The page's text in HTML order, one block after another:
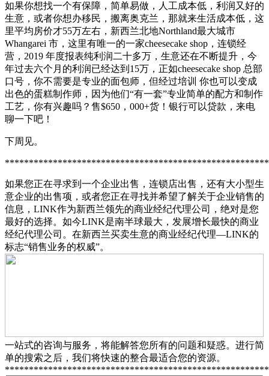
如果你想找一个有保障，简单易做，人工成本低，利润又好的
生意，或者你想办移民，搬离奥克兰，那就来生活成本低，这
里平均房价才55万左右，新西兰北地Northland最大城市
Whangarei 市，这里有唯一的一家cheesecake shop，连锁经
营，2019 年度报表纯利润二十多万，生意还在不断提升，今
年过去六个月的利润已经达到15万，正如cheesecake shop 总部
口号，你不需要是专业的面包师，但经过培训 你也可以变成
出色的蛋糕制作师，因为他们“有一套”专业简单的配方和制作
工艺，你有兴趣吗？售$650，000+货！银行可以贷款，来电
聊一下吧！
下周见。
如果您正在寻求到一个企业出售，连锁店出售，还有大小型生
意企业的出售项，或者您正在寻找并希望了解关于企业销售的
信息，LINK作为新西兰领先的商业经纪代理公司，绝对是您
最好的选择。如今LINK是南半球最大，发展增长最快的商业
经纪代理公司。在新西兰买卖生意的商业经纪代理—LINK的
标志“销售业务的权威”。
一站式的咨询与服务，将能解答您所有的问题和疑惑。进行简
单的搜索之后，我们将快速的整合最适合您的资源。